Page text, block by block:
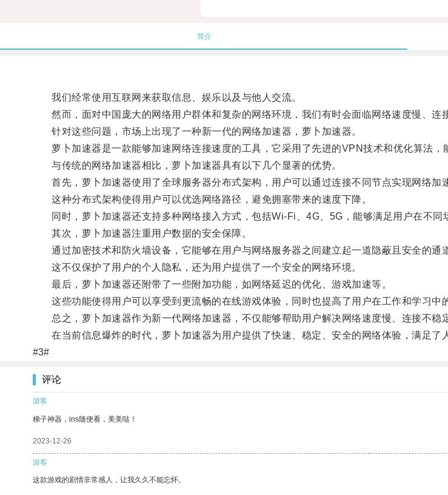
简介
我们经常使用互联网来获取信息、娱乐以及与他人交流。
然而，面对中国庞大的网络用户群体和复杂的网络环境，我们有时会面临网络速度慢、连
针对这些问题，市场上出现了一种新一代的网络加速器，萝卜加速器。
萝卜加速器是一款能够加速网络连接速度的工具，它采用了先进的VPN技术和优化算法，
与传统的网络加速器相比，萝卜加速器具有以下几个显著的优势。
首先，萝卜加速器使用了全球服务器分布式架构，用户可以通过连接不同节点实现网络加
这种分布式架构使得用户可以优选网络路径，避免拥塞带来的速度下降。
同时，萝卜加速器还支持多种网络接入方式，包括Wi-Fi、4G、5G，能够满足用户在不同
其次，萝卜加速器注重用户数据的安全保障。
通过加密技术和防火墙设备，它能够在用户与网络服务器之间建立起一道隐蔽且安全的通
这不仅保护了用户的个人隐私，还为用户提供了一个安全的网络环境。
最后，萝卜加速器还附带了一些附加功能，如网络延迟的优化、游戏加速等。
这些功能使得用户可以享受到更流畅的在线游戏体验，同时也提高了用户在工作和学习中
总之，萝卜加速器作为新一代网络加速器，不仅能够帮助用户解决网络速度慢、连接不稳
在当前信息爆炸的时代，萝卜加速器为用户提供了快速、稳定、安全的网络体验，满足了
#3#
评论
游客
梯子神器，ins随便看，美美哒！
2023-12-26
游客
这款游戏的剧情非常感人，让我久久不能忘怀。